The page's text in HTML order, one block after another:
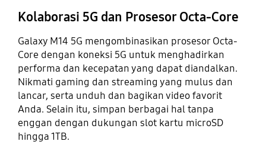
Kolaborasi 5G dan Prosesor Octa-Core
Galaxy M14 5G mengombinasikan prosesor Octa-
Core dengan koneksi 5G untuk menghadirkan
performa dan kecepatan yang dapat diandalkan.
Nikmati gaming dan streaming yang mulus dan
lancar, serta unduh dan bagikan video favorit
Anda. Selain itu, simpan berbagai hal tanpa
enggan dengan dukungan slot kartu microSD
hingga 1TB.